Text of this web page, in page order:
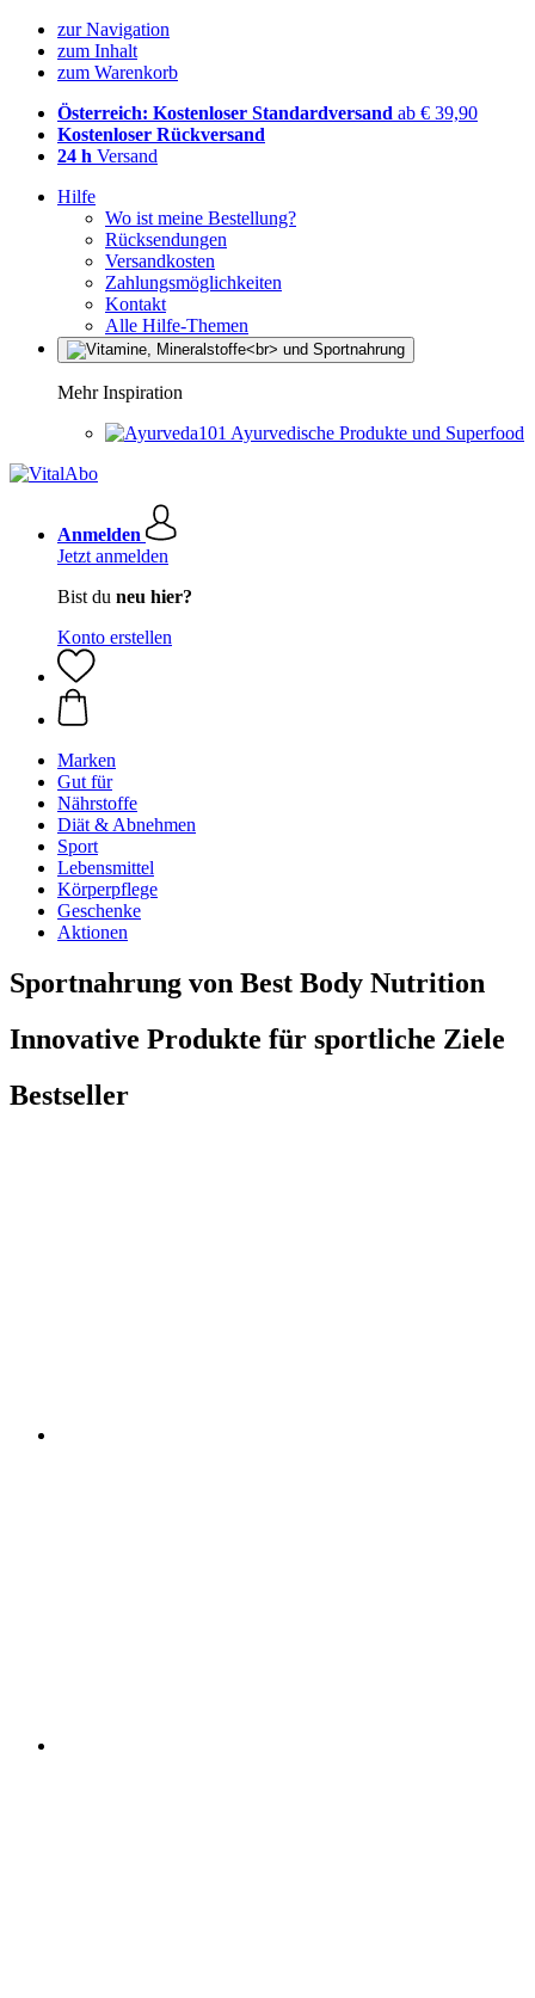
zur Navigation
zum Inhalt
zum Warenkorb
Österreich: Kostenloser Standardversand ab € 39,90
Kostenloser Rückversand
24 h Versand
Hilfe
Wo ist meine Bestellung?
Rücksendungen
Versandkosten
Zahlungsmöglichkeiten
Kontakt
Alle Hilfe-Themen
Mehr Inspiration
Ayurvedische Produkte und Superfood
Anmelden
Jetzt anmelden
Bist du neu hier?
Konto erstellen
Marken
Gut für
Nährstoffe
Diät & Abnehmen
Sport
Lebensmittel
Körperpflege
Geschenke
Aktionen
Sportnahrung von Best Body Nutrition
Innovative Produkte für sportliche Ziele
Bestseller